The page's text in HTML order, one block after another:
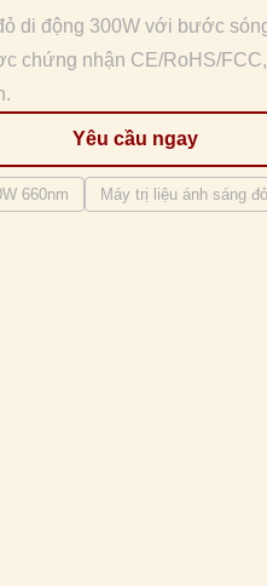
di động 300W với bước
chứng nhận CE/RoHS/
Yêu cầu ngay
660nm
Máy trị liệu ánh sáng